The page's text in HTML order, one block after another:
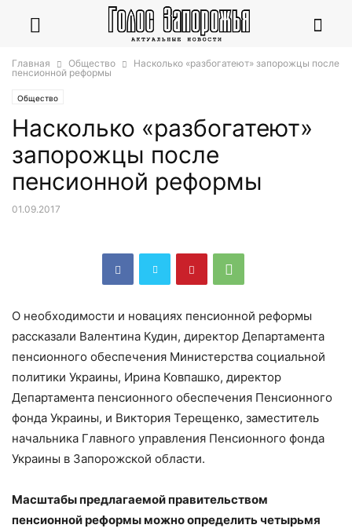
Главная Общество
Насколько «разбогатеют» запорожцы после
пенсионной реформы
Общество
Насколько «разбогатеют»
запорожцы после
пенсионной реформы
01.09.2017
О необходимости и новациях пенсионной реформы
рассказали Валентина Кудин, директор Департамента
пенсионного обеспечения Министерства социальной
политики Украины, Ирина Ковпашко, директор
Департамента пенсионного обеспечения Пенсионного
фонда Украины, и Виктория Терещенко, заместитель
начальника Главного управления Пенсионного фонда
Украины в Запорожской области.
Масштабы предлагаемой правительством
пенсионной реформы можно определить четырьмя